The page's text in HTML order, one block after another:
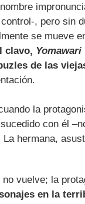
, pero sin
se mueve
clavo, Yomawari
de las
la
con él
hermana,
vuelve; la
en la